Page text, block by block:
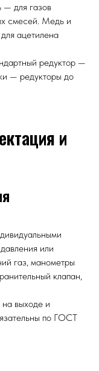
— для газов
смесей. Медь и
ацетилена
редуктор —
— редукторы до
и
или
газ, манометры
клапан,
выходе и
по ГОСТ